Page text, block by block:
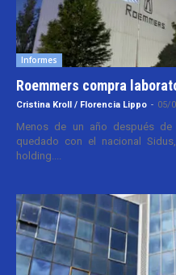
Informes
Roemmers compra
Cristina Kroll / Florencia Lippo - 05/
Menos de un año después
quedado con el nacional
holding....